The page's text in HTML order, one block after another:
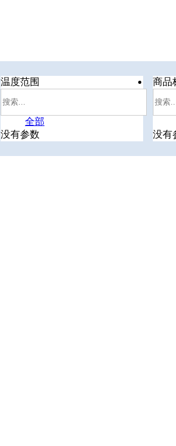
温度范围
全部
没有参数
商品
没有